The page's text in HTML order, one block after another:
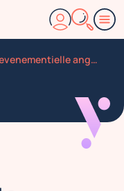
Mission evenementielle angers 49 le 28 juillet 2026